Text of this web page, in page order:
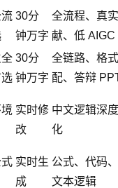
30分
钟万字
全流程、真
献、低 AIGC
30分
钟万字
全链路、格
配、答辩
实时修
改
中文逻辑深
化
实时生
成
公式、代码
文本逻辑